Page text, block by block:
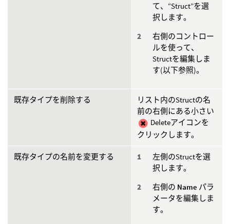
て、“Struct”を選
択します。
右側のコントロー
ルを使って、
Structを編集しま
す(以下参照)。
既存タイプを削除する
リスト内のStructの名
前の右側にある小さい
Deleteアイコンを
クリックします。
既存タイプの名前を変更する
左側のStructを選
択します。
右側の Name パラ
メータを編集しま
す。